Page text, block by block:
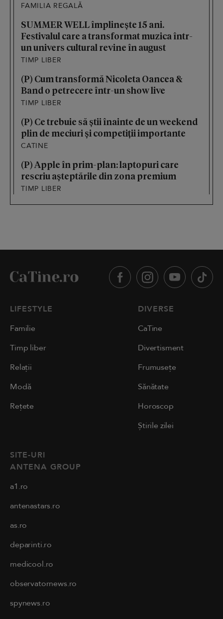
FAMILIA REGALĂ
SUMMER WELL împlinește 15 ani.
Festivalul care a transformat muzica într-
un univers cultural revine în august
TIMP LIBER
(P) Cum transformă Nicoleta Oancea &
Band o petrecere într-un show live
TIMP LIBER
(P) Ce trebuie să știi înainte de un weekend
plin de meciuri și competiții importante
CATINE
(P) Apple în prim-plan: laptopuri care
rescriu așteptările din zona premium
TIMP LIBER
LIFESTYLE
Familie
Timp liber
Relații
Modă
Rețete
DIVERSE
CaTine
Divertisment
Frumusețe
Sănătate
Horoscop
Știrile zilei
SITE-URI
ANTENA GROUP
a1.ro
antenastars.ro
as.ro
deparinti.ro
medicool.ro
observatornews.ro
spynews.ro